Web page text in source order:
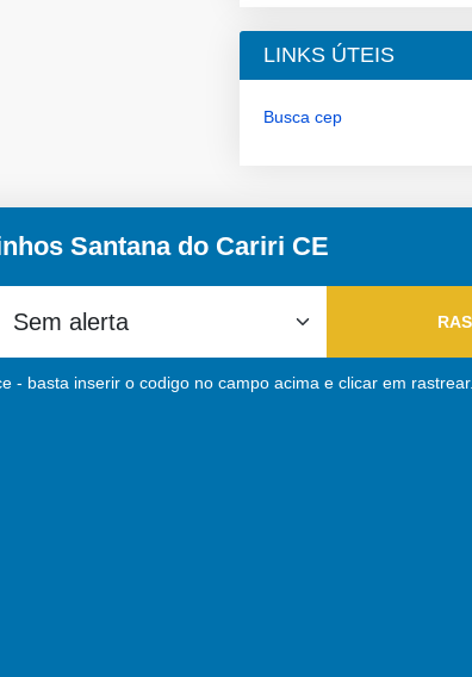
LINKS ÚTEIS
Busca cep
Santana do Cariri CE
- basta inserir o codigo no campo acima e clicar em rastrear.